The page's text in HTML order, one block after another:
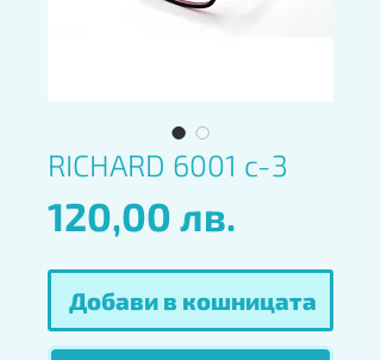
RICHARD 6001 c-3
120,00 лв.
Добави в кошницата